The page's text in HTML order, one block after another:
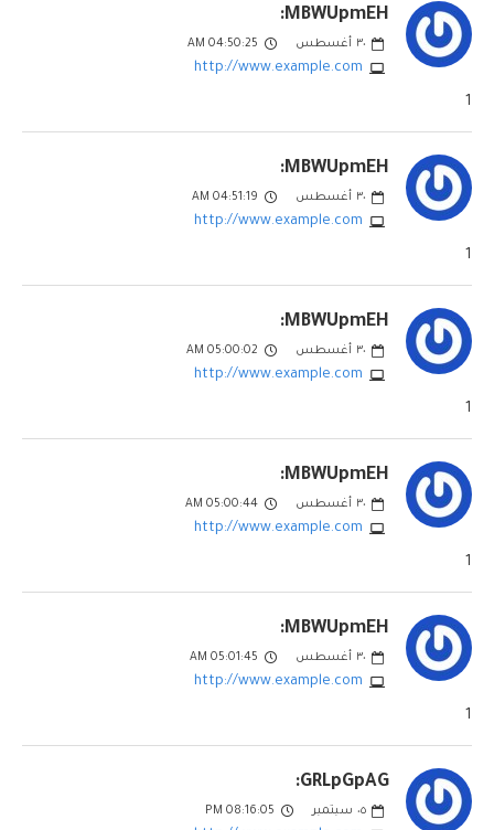
MBWUpmEH:
٣٠ أغسطس 04:50:25 AM
http://www.example.com
1
MBWUpmEH:
٣٠ أغسطس 04:51:19 AM
http://www.example.com
1
MBWUpmEH:
٣٠ أغسطس 05:00:02 AM
http://www.example.com
1
MBWUpmEH:
٣٠ أغسطس 05:00:44 AM
http://www.example.com
1
MBWUpmEH:
٣٠ أغسطس 05:01:45 AM
http://www.example.com
1
GRLpGpAG:
٠٥ سبتمبر 08:16:05 PM